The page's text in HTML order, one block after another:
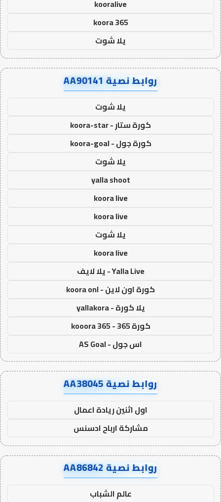
kooralive
koora 365
يلا شوت
روابط نصية AA90141
يلا شوت
كورة ستار - koora-star
كورة جول - koora-goal
يلا شوت
yalla shoot
koora live
koora live
يلا شوت
koora live
Yalla Live - يلا لايف
كورة اون لاين - koora onl
يلا كورة - yallakora
كورة 365 - kooora 365
اس جول - AS Goal
روابط نصية AA38045
اول اثنين ريادة اعمال
مشاركة ارباح ادسنس
روابط نصية AA86842
عالم الشباب